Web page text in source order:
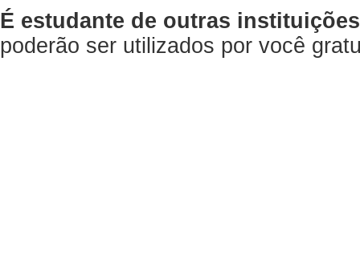
É estudante de outras
poderão ser utilizados por você